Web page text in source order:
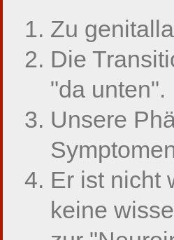
Zu
Die
"da unten".
Unsere
Er ist nicht
keine